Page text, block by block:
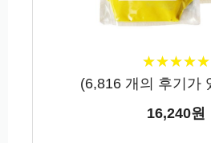
★★★★★
★★★★★
(6,816개의 후기가
16,240원